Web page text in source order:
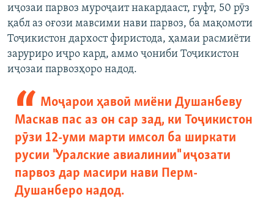
иҷозаи парвоз муроҷаит накардааст, гуфт, 50 рӯз
қабл аз оғози мавсими нави парвоз, ба мақомоти
Тоҷикистон дархост фиристода, ҳамаи расмиёти
заруриро иҷро кард, аммо ҷониби Тоҷикистон
иҷозаи парвозҳоро надод.
Моҷарои ҳавоӣ миёни Душанбеву
Маскав пас аз он сар зад, ки Тоҷикистон
рӯзи 12-уми марти имсол ба ширкати
русии "Уралские авиалинии" иҷозати
парвоз дар масири нави Перм-
Душанберо надод.